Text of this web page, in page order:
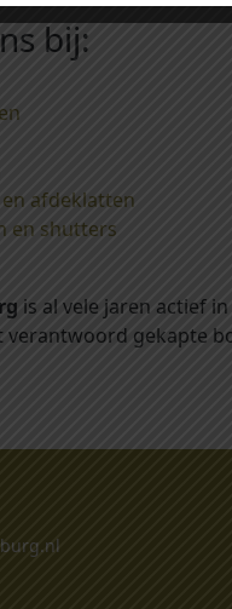
bij:
afdeklatten
en shutters
is al vele jaren actief
gekapte